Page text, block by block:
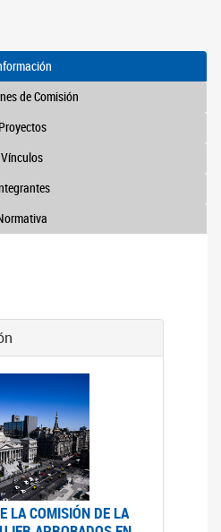
de Comisión
Proyectos
Vínculos
LA COMISIÓN DE LA